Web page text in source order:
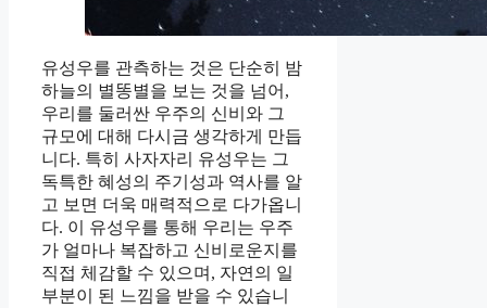
유성우를 관측하는 것은 단순히 밤
하늘의 별똥별을 보는 것을 넘어,
우리를 둘러싼 우주의 신비와 그
규모에 대해 다시금 생각하게 만듭
니다. 특히 사자자리 유성우는 그
독특한 혜성의 주기성과 역사를 알
고 보면 더욱 매력적으로 다가옵니
다. 이 유성우를 통해 우리는 우주
가 얼마나 복잡하고 신비로운지를
직접 체감할 수 있으며, 자연의 일
부분이 된 느낌을 받을 수 있습니